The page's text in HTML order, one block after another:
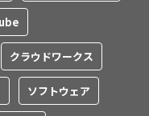
クラウドワークス
ソフトウェア